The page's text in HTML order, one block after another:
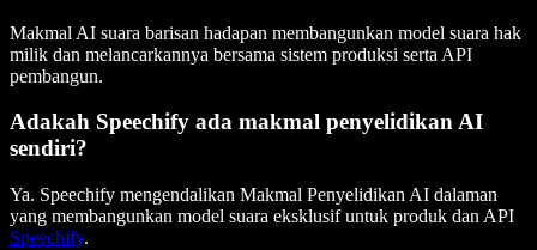
Makmal AI suara barisan hadapan membangunkan model suara hak
milik dan melancarkannya bersama sistem produksi serta API
pembangun.
Adakah Speechify ada makmal penyelidikan AI
sendiri?
Ya. Speechify mengendalikan Makmal Penyelidikan AI dalaman
yang membangunkan model suara eksklusif untuk produk dan API
Speechify.